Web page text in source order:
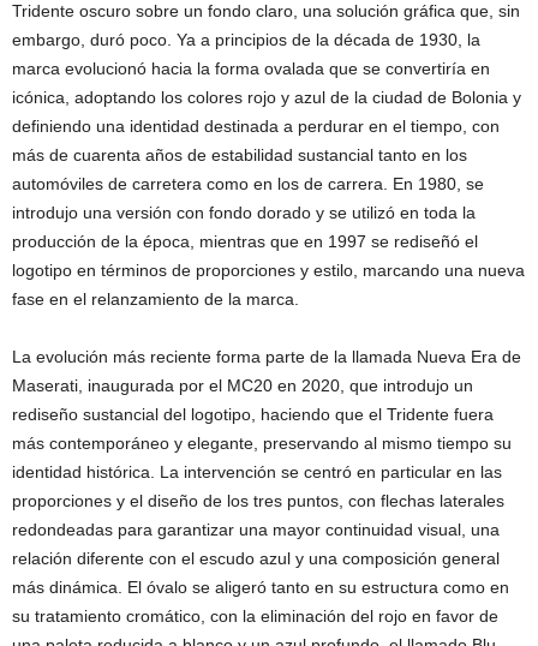
Tridente oscuro sobre un fondo claro, una solución gráfica que, sin
embargo, duró poco. Ya a principios de la década de 1930, la
marca evolucionó hacia la forma ovalada que se convertiría en
icónica, adoptando los colores rojo y azul de la ciudad de Bolonia y
definiendo una identidad destinada a perdurar en el tiempo, con
más de cuarenta años de estabilidad sustancial tanto en los
automóviles de carretera como en los de carrera. En 1980, se
introdujo una versión con fondo dorado y se utilizó en toda la
producción de la época, mientras que en 1997 se rediseñó el
logotipo en términos de proporciones y estilo, marcando una nueva
fase en el relanzamiento de la marca.
La evolución más reciente forma parte de la llamada Nueva Era de
Maserati, inaugurada por el MC20 en 2020, que introdujo un
rediseño sustancial del logotipo, haciendo que el Tridente fuera
más contemporáneo y elegante, preservando al mismo tiempo su
identidad histórica. La intervención se centró en particular en las
proporciones y el diseño de los tres puntos, con flechas laterales
redondeadas para garantizar una mayor continuidad visual, una
relación diferente con el escudo azul y una composición general
más dinámica. El óvalo se aligeró tanto en su estructura como en
su tratamiento cromático, con la eliminación del rojo en favor de